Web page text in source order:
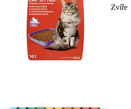
Zvíře